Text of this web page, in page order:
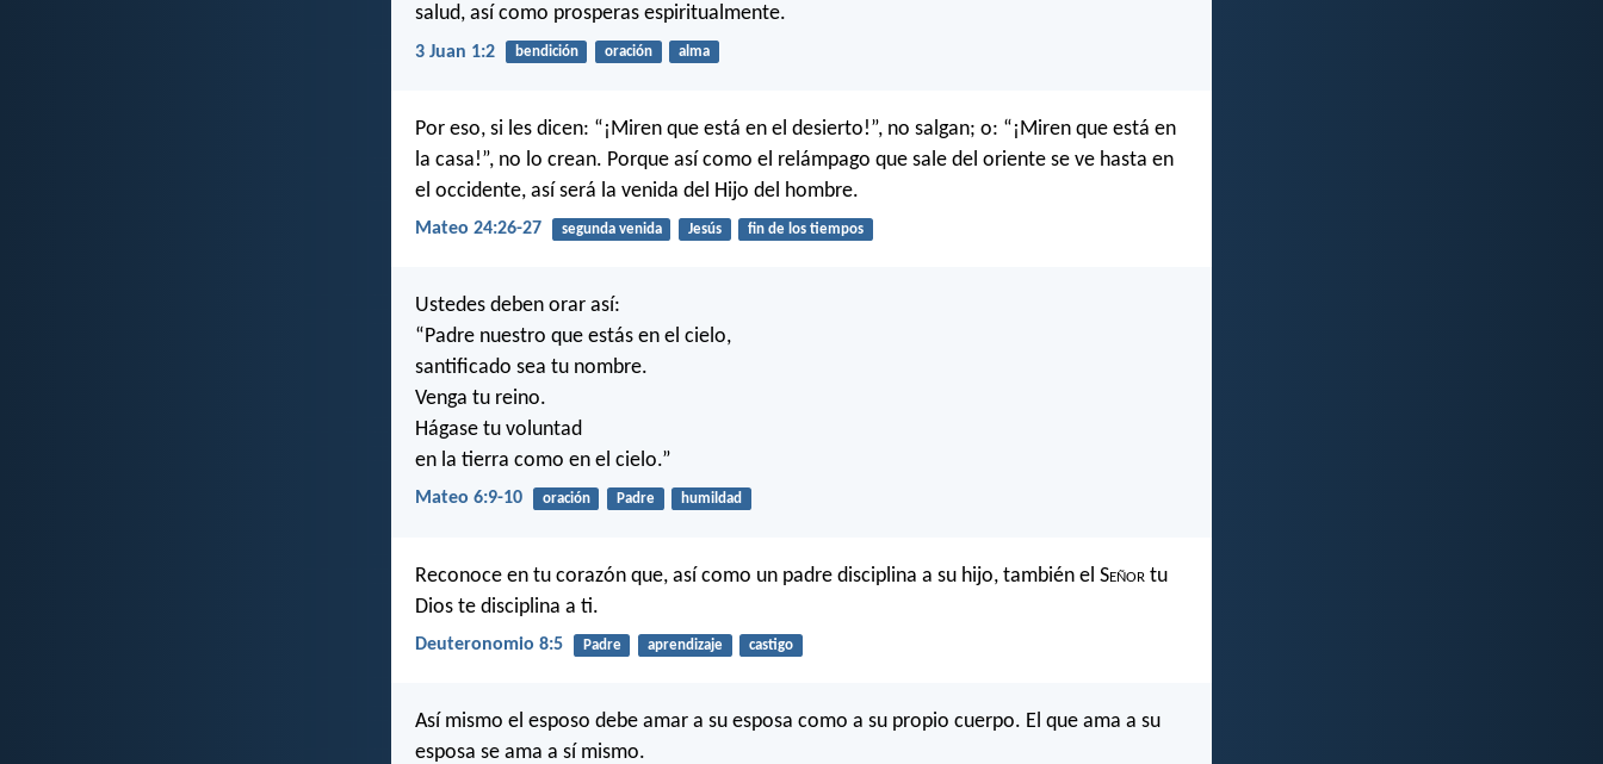
salud, así como prosperas espiritualmente.
3 Juan 1:2 bendición oración alma
Por eso, si les dicen: “¡Miren que está en el desierto!”, no salgan; o: “¡Miren que está en
la casa!”, no lo crean. Porque así como el relámpago que sale del oriente se ve hasta en
el occidente, así será la venida del Hijo del hombre.
Mateo 24:26-27 segunda venida Jesús fin de los tiempos
Ustedes deben orar así:
“Padre nuestro que estás en el cielo,
santificado sea tu nombre.
Venga tu reino.
Hágase tu voluntad
en la tierra como en el cielo.”
Mateo 6:9-10 oración Padre humildad
Reconoce en tu corazón que, así como un padre disciplina a su hijo, también el Señor tu
Dios te disciplina a ti.
Deuteronomio 8:5 Padre aprendizaje castigo
Así mismo el esposo debe amar a su esposa como a su propio cuerpo. El que ama a su
esposa se ama a sí mismo.